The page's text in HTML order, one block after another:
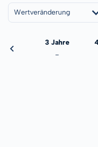
Wertveränderung
3 Jahre
-